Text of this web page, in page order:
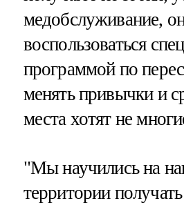
медобслуживание,
воспользоваться
программой по
менять привычки и
места хотят не
"Мы научились на
территории